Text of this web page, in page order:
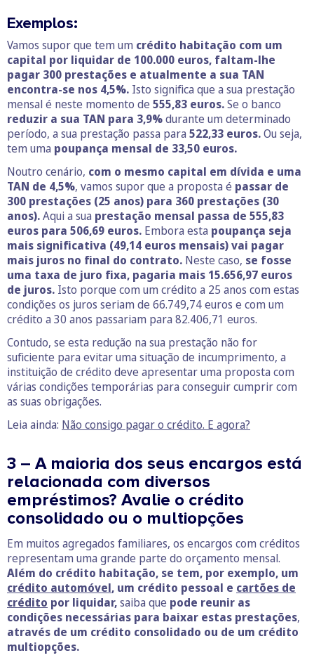
Exemplos:
Vamos supor que tem um crédito habitação com um
capital por liquidar de 100.000 euros, faltam-lhe
pagar 300 prestações e atualmente a sua TAN
encontra-se nos 4,5%. Isto significa que a sua prestação
mensal é neste momento de 555,83 euros.Se o banco
reduzir a sua TAN para 3,9%durante um determinado
período, a sua prestação passa para 522,33 euros.Ou seja,
tem uma poupança mensal de 33,50 euros.
Noutro cenário, com o mesmo capital em dívida e uma
TAN de 4,5%, vamos supor que a proposta é passar de
300 prestações (25 anos) para 360 prestações (30
anos).Aqui a sua prestação mensal passa de 555,83
euros para 506,69 euros. Embora esta poupança seja
mais significativa (49,14 euros mensais)vai pagar
mais juros no final do contrato. Neste caso, se fosse
uma taxa de juro fixa, pagaria mais 15.656,97 euros
de juros. Isto porque com um crédito a 25 anos com estas
condições os juros seriam de 66.749,74 euros e com um
crédito a 30 anos passariam para 82.406,71 euros.
Contudo, se esta redução na sua prestação não for
suficiente para evitar uma situação de incumprimento, a
instituição de crédito deve apresentar uma proposta com
várias condições temporárias para conseguir cumprir com
as suas obrigações.
Leia ainda: Não consigo pagar o crédito. E agora?
3 – A maioria dos seus encargos está
relacionada com diversos
empréstimos? Avalie o crédito
consolidado ou o multiopções
Em muitos agregados familiares, os encargos com créditos
representam uma grande parte do orçamento mensal.
Além do crédito habitação, se tem, por exemplo, um
crédito automóvel, um crédito pessoal e cartões de
crédito por liquidar,saiba que pode reunir as
condições necessárias para baixar estas prestações,
através de um crédito consolidado ou de um crédito
multiopções.